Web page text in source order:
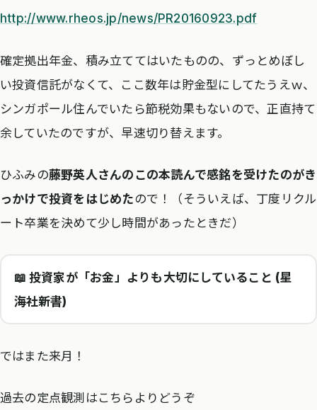
http://www.rheos.jp/news/PR20160923.pdf
確定拠出年金、積み立ててはいたものの、ずっとめぼし
い投資信託がなくて、ここ数年は貯金型にしてたうえｗ、
シンガポール住んでいたら節税効果もないので、正直持て
余していたのですが、早速切り替えます。
ひふみの藤野英人さんのこの本読んで感銘を受けたのがき
っかけで投資をはじめたので！（そういえば、丁度リクル
ート卒業を決めて少し時間があったときだ）
📖 投資家が「お金」よりも大切にしていること (星
海社新書)
ではまた来月！
過去の定点観測はこちらよりどうぞ